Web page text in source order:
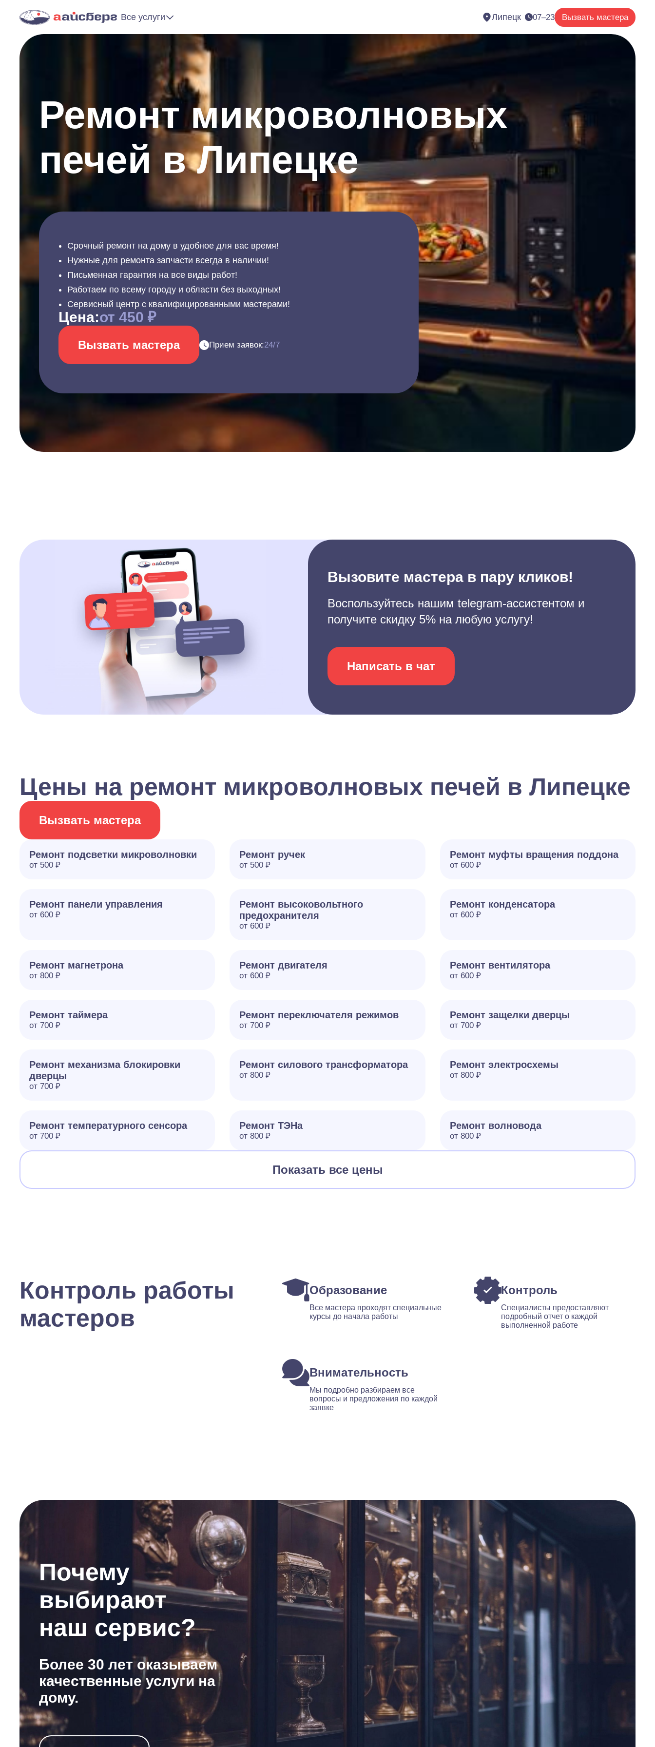
Все услуги Липецк 07–23 Вызвать мастера
Ремонт микроволновых
печей в Липецке
Срочный ремонт на дому в удобное для вас время!
Нужные для ремонта запчасти всегда в наличии!
Письменная гарантия на все виды работ!
Работаем по всему городу и области без выходных!
Сервисный центр с квалифицированными мастерами!
Цена:от 450 ₽
Вызвать мастера Прием заявок:24/7
Вызовите мастера в пару кликов!
Воспользуйтесь нашим telegram-ассистентом и
получите скидку 5% на любую услугу!
Написать в чат
Цены на ремонт микроволновых печей в Липецке
Вызвать мастера
Ремонт подсветки микроволновки
от 500 ₽
Ремонт ручек
от 500 ₽
Ремонт муфты вращения поддона
от 600 ₽
Ремонт панели управления
от 600 ₽
Ремонт высоковольтного
предохранителя
от 600 ₽
Ремонт конденсатора
от 600 ₽
Ремонт магнетрона
от 800 ₽
Ремонт двигателя
от 600 ₽
Ремонт вентилятора
от 600 ₽
Ремонт таймера
от 700 ₽
Ремонт переключателя режимов
от 700 ₽
Ремонт защелки дверцы
от 700 ₽
Ремонт механизма блокировки
дверцы
от 700 ₽
Ремонт силового трансформатора
от 800 ₽
Ремонт электросхемы
от 800 ₽
Ремонт температурного сенсора
от 700 ₽
Ремонт ТЭНа
от 800 ₽
Ремонт волновода
от 800 ₽
Показать все цены
Контроль работы
мастеров
Образование
Все мастера проходят специальные
курсы до начала работы
Контроль
Специалисты предоставляют
подробный отчет о каждой
выполненной работе
Внимательность
Мы подробно разбираем все
вопросы и предложения по каждой
заявке
Почему
выбирают
наш сервис?
Более 30 лет оказываем
качественные услуги на
дому.